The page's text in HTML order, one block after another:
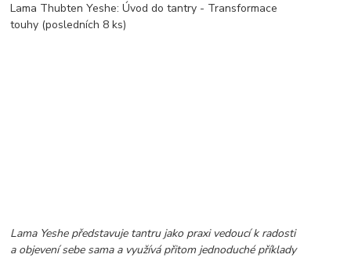
Lama Thubten Yeshe: Úvod do tantry - Transformace
touhy (posledních 8 ks)
Lama Yeshe představuje tantru jako praxi vedoucí k radosti
a objevení sebe sama a využívá přitom jednoduché příklady